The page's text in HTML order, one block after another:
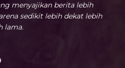
menyajikan berita lebih
sedikit lebih dekat lebih
lama.